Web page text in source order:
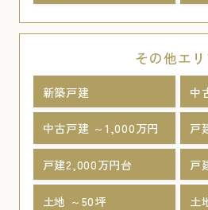
その他エリ
新築戸建 中
中古戸建 ～1,000万円 戸
戸建2,000万円台 戸
土地 ～50坪 土